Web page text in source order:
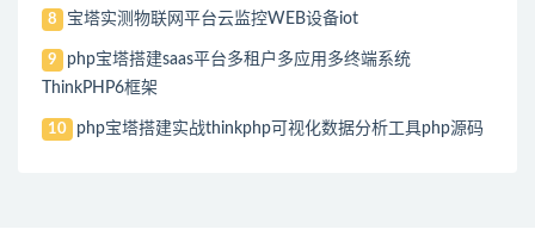
8 宝塔实测物联网平台云监控WEB设备iot
9
php宝塔搭建saas平台多租户多应用多终端系统
ThinkPHP6框架
10 php宝塔搭建实战thinkphp可视化数据分析工具php源码